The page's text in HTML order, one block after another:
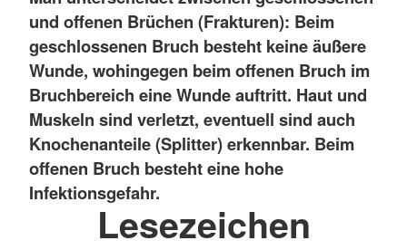
und offenen Brüchen (Frakturen): Beim
geschlossenen Bruch besteht keine äußere
Wunde, wohingegen beim offenen Bruch im
Bruchbereich eine Wunde auftritt. Haut und
Muskeln sind verletzt, eventuell sind auch
Knochenanteile (Splitter) erkennbar. Beim
offenen Bruch besteht eine hohe
Infektionsgefahr.
Lesezeichen